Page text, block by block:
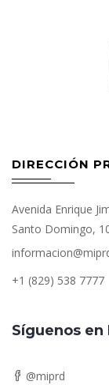
DIRECCIÓN
Avenida Enrique
Santo Domingo,
+1 (829) 538 7777
Síguenos en
@miprd